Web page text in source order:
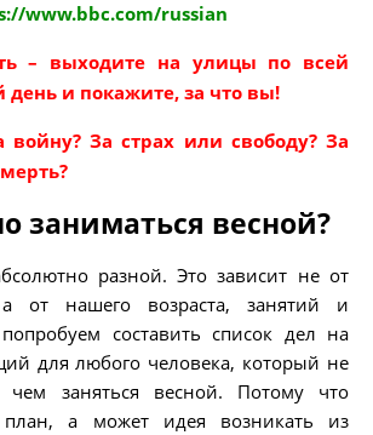
www.bbc.com/russian
– выходите на улицы по всей
и покажите, за что вы!
За страх или свободу? За
заниматься весной?
разной. Это зависит не от
от нашего возраста, занятий и
составить список дел на
для любого человека, который не
заняться весной. Потому что
а может идея возникать из